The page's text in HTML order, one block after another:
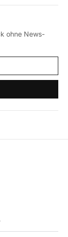
ohne News-